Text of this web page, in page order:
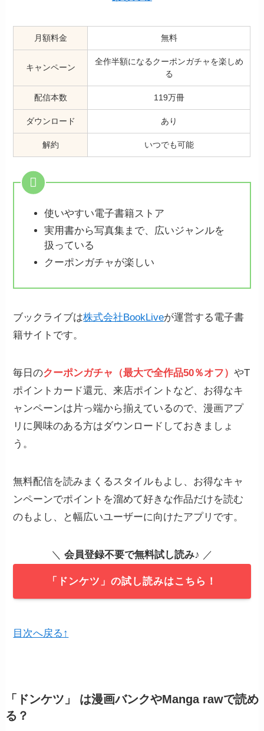
月額料金 無料
キャンペーン
全作半額になるクーポンガチャを楽しめ
る
配信本数 119万冊
ダウンロード あり
解約 いつでも可能
使いやすい電子書籍ストア
実用書から写真集まで、広いジャンルを
扱っている
クーポンガチャが楽しい
ブックライブは株式会社BookLiveが運営する電子書
籍サイトです。
毎日のクーポンガチャ（最大で全作品50％オフ）やT
ポイントカード還元、来店ポイントなど、お得なキ
ャンペーンは片っ端から揃えているので、漫画アプ
リに興味のある方はダウンロードしておきましょ
う。
無料配信を読みまくるスタイルもよし、お得なキャ
ンペーンでポイントを溜めて好きな作品だけを読む
のもよし、と幅広いユーザーに向けたアプリです。
＼ 会員登録不要で無料試し読み♪ ／
「ドンケツ」の試し読みはこちら！
目次へ戻る↑
「ドンケツ」
は漫画バンクやManga rawで読め
る？